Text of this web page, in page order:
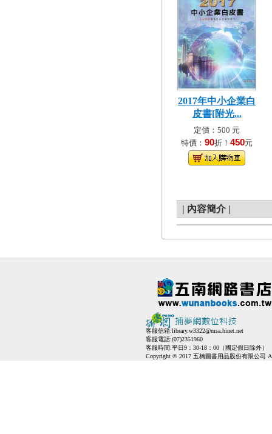
2017年中小企業白
皮書[附光...
定價：500 元
特價： 90折！ 450元
| 內容簡介 |
客服信箱:library.w3322@msa.hinet.net
客服電話:(07)2351960
客服時間:平日9：30-18：00（國定假日除外）
Copyright © 2017 五楠圖書用品股份有限公司